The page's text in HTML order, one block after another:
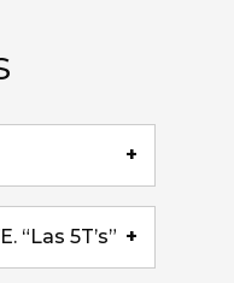
+
“Las 5T’s” +